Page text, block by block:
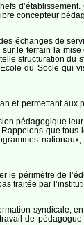
concepteur
échanges de
le terrain la
structuration du
du Socle qui
et permettant aux
pédagogique
que tous
le périmètre de
traitée par
syndicale,
de